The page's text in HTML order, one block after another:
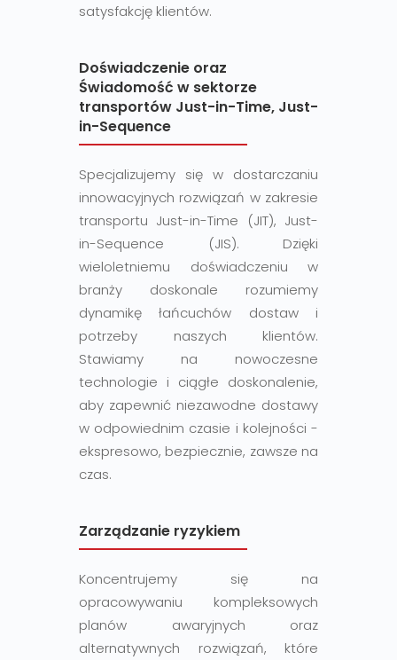
satysfakcję klientów.
Doświadczenie oraz
Świadomość w sektorze
transportów Just-in-Time, Just-
in-Sequence
Specjalizujemy się w dostarczaniu
innowacyjnych rozwiązań w zakresie
transportu Just-in-Time (JIT), Just-
in-Sequence (JIS). Dzięki
wieloletniemu doświadczeniu w
branży doskonale rozumiemy
dynamikę łańcuchów dostaw i
potrzeby naszych klientów.
Stawiamy na nowoczesne
technologie i ciągłe doskonalenie,
aby zapewnić niezawodne dostawy
w odpowiednim czasie i kolejności -
ekspresowo, bezpiecznie, zawsze na
czas.
Zarządzanie ryzykiem
Koncentrujemy się na
opracowywaniu kompleksowych
planów awaryjnych oraz
alternatywnych rozwiązań, które